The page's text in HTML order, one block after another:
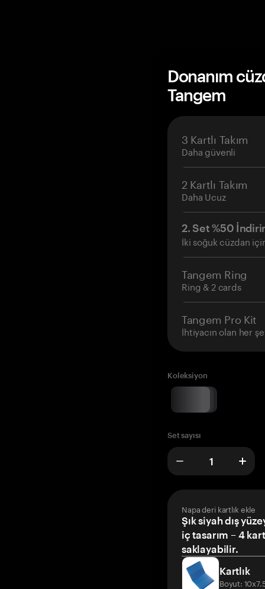
Donanım
Tangem
3 Kartlı Takım
Daha güvenli
2 Kartlı Takım
Daha Ucuz
2. Set %50
İki soğuk cüzdan
Tangem Ring
Ring & 2 cards
Tangem Pro Kit
İhtiyacın olan her
Koleksiyon
Set sayısı
Napa deri kartlık ekle
Şık siyah dış
iç tasarım – 4
saklayabilir.
Kartlık
Boyut: